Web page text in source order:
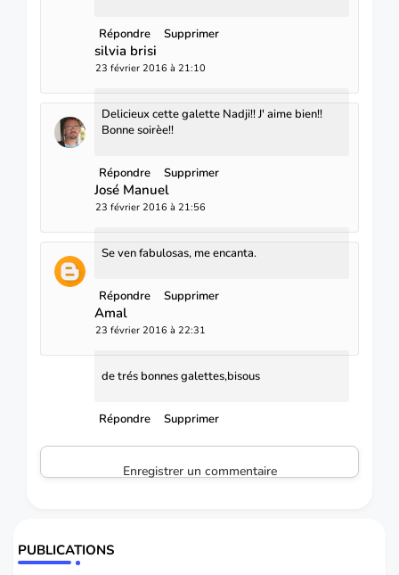
Répondre Supprimer
silvia brisi
23 février 2016 à 21:10
Delicieux cette galette Nadji!! J' aime bien!!
Bonne soirèe!!
Répondre Supprimer
José Manuel
23 février 2016 à 21:56
Se ven fabulosas, me encanta.
Répondre Supprimer
Amal
23 février 2016 à 22:31
de trés bonnes galettes,bisous
Répondre Supprimer
Enregistrer un commentaire
PUBLICATIONS